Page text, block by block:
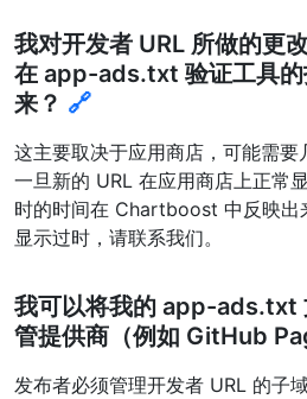
我对开发者 URL 所做的更
在 app-ads.txt 验证工具的
来？ 🔗
这主要取决于应用商店，可能需要
一旦新的 URL 在应用商店上正常
时的时间在 Chartboost 中反映出
显示过时，请联系我们。
我可以将我的 app-ads.txt
管提供商（例如 GitHub
发布者必须管理开发者 URL 的子